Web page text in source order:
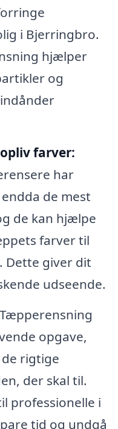
i Bjerringbro.
hjælper
og
farver:
har
de mest
de kan hjælpe
farver til
Dette giver dit
udseende.
Tæpperensning
opgave,
rigtige
der skal til.
professionelle i
tid og undgå